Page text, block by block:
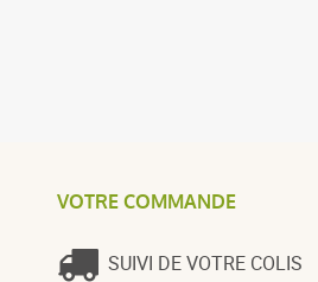
VOTRE COMMANDE
SUIVI DE VOTRE COLIS